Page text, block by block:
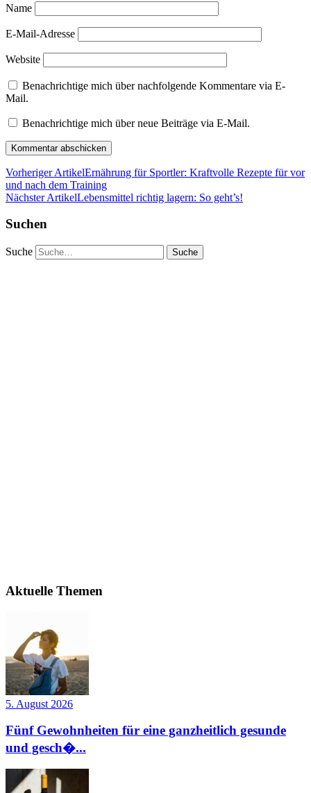
Name
E-Mail-Adresse
Website
Benachrichtige mich über nachfolgende Kommentare via E-
Mail.
Benachrichtige mich über neue Beiträge via E-Mail.
Vorheriger ArtikelErnährung für Sportler: Kraftvolle Rezepte für vor
und nach dem Training
Nächster ArtikelLebensmittel richtig lagern: So geht’s!
Suchen
Suche
Aktuelle Themen
5. August 2026
Fünf Gewohnheiten für eine ganzheitlich gesunde
und gesch�...